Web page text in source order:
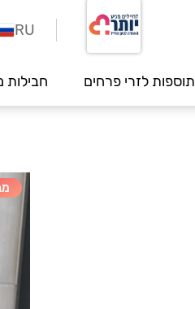
RU
תוספות לזרי פרחים חבילות